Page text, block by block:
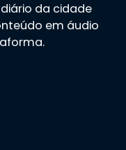
da cidade
em áudio